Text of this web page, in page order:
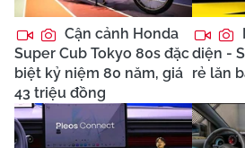
Cận cảnh Honda
Super Cub Tokyo 80s đặc
biệt kỷ niệm 80 năm, giá
43 triệu đồng
diện -
rẻ lăn